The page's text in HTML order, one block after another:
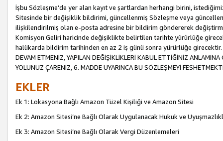
İşbu Sözleşme’de yer alan kayıt ve şartlardan herhangi birini,
Sitesinde bir değişiklik bildirimi, güncellenmiş Sözleşme veya
ilişkilendirilmiş olan e-posta adresine bir bildirim göndererek
Komisyon Geliri haricinde değişiklikte belirtilen tarihte yürürlüğe
halükarda bildirim tarihinden en az 2 iş günü sonra yürürlüğe girecektir.
DEVAM ETMENİZ, YAPILAN DEĞİŞİKLİKLERİ KABUL ETTİĞİNİZ
YOLUNUZ ÇARENİZ, 6. MADDE UYARINCA BU SÖZLEŞMEYİ
EKLER
Ek 1: Lokasyona Bağlı Amazon Tüzel Kişiliği ve Amazon Sitesi
Ek 2: Amazon Sitesi’ne Bağlı Olarak Uygulanacak Hukuk ve
Ek 3: Amazon Sitesi’ne Bağlı Olarak Vergi Düzenlemeleri